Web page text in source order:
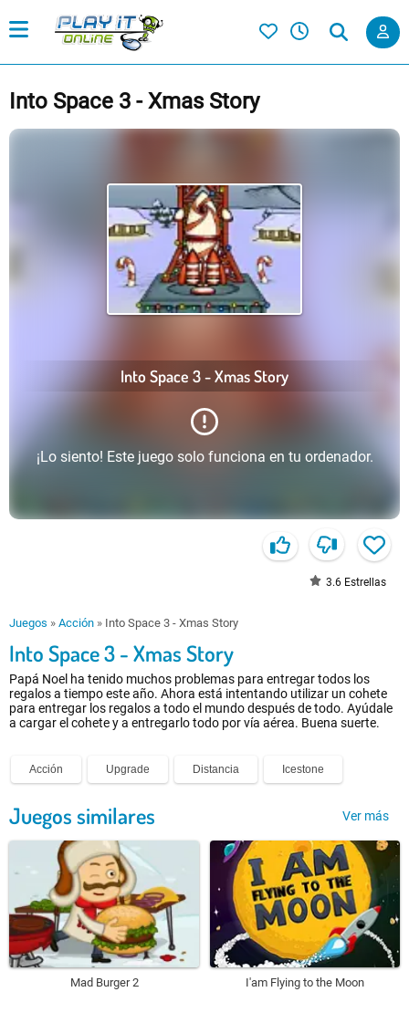
Into Space 3 - Xmas Story
Into Space 3 - Xmas Story
¡Lo siento! Este juego solo funciona en tu ordenador.
3.6 Estrellas
Juegos » Acción » Into Space 3 - Xmas Story
Into Space 3 - Xmas Story
Papá Noel ha tenido muchos problemas para entregar todos los
regalos a tiempo este año. Ahora está intentando utilizar un cohete
para entregar los regalos a todo el mundo después de todo. Ayúdale
a cargar el cohete y a entregarlo todo por vía aérea. Buena suerte.
Acción Upgrade Distancia Icestone
Juegos similares Ver más
Mad Burger 2 I'am Flying to the Moon